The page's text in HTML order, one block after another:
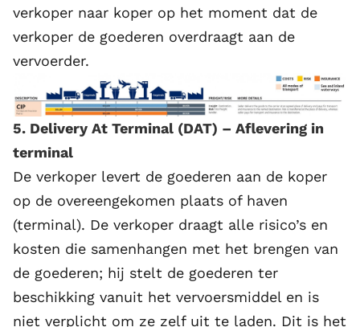
verkoper naar koper op het moment dat de
verkoper de goederen overdraagt aan de
vervoerder.
5. Delivery At Terminal (DAT) – Aflevering in
terminal
De verkoper levert de goederen aan de koper
op de overeengekomen plaats of haven
(terminal). De verkoper draagt alle risico’s en
kosten die samenhangen met het brengen van
de goederen; hij stelt de goederen ter
beschikking vanuit het vervoersmiddel en is
niet verplicht om ze zelf uit te laden. Dit is het